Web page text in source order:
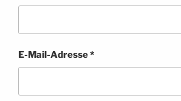
E-Mail-Adresse*